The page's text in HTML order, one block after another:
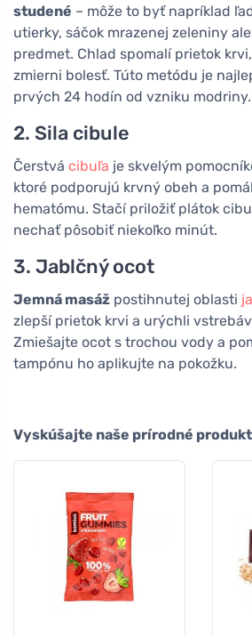
studené – môže to byť napríklad
utierky, sáčok mrazenej zeleniny
predmet. Chlad spomalí prietok
zmierni bolesť. Túto metódu je
prvých 24 hodín od vzniku modriny.
2. Sila cibule
Čerstvá cibuľa je skvelým
ktoré podporujú krvný obeh a
hematómu. Stačí priložiť plátok
nechať pôsobiť niekoľko minút.
3. Jablčný ocot
Jemná masáž postihnutej oblasti
zlepší prietok krvi a urýchli
Zmiešajte ocot s trochou vody a
tampónu ho aplikujte na pokožku.
Vyskúšajte naše prírodné